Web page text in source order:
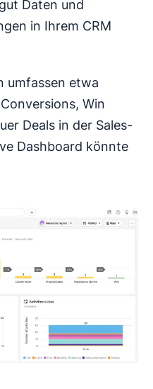
Daten und
in Ihrem CRM
umfassen etwa
Win
Deals in der Sales-
Dashboard könnte